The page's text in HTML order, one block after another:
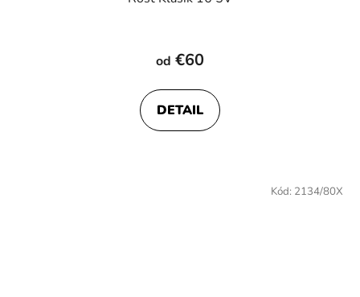
od €60
DETAIL
Kód: 2134/80X